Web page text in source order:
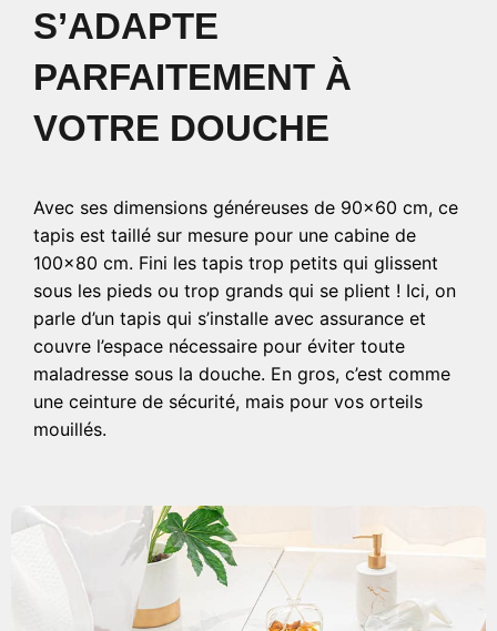
S’ADAPTE
PARFAITEMENT À
VOTRE DOUCHE
Avec ses dimensions généreuses de 90×60 cm, ce
tapis est taillé sur mesure pour une cabine de
100×80 cm. Fini les tapis trop petits qui glissent
sous les pieds ou trop grands qui se plient ! Ici, on
parle d’un tapis qui s’installe avec assurance et
couvre l’espace nécessaire pour éviter toute
maladresse sous la douche. En gros, c’est comme
une ceinture de sécurité, mais pour vos orteils
mouillés.